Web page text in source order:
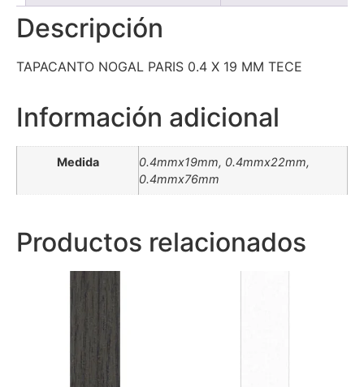
Descripción
TAPACANTO NOGAL PARIS 0.4 X 19 MM TECE
Información adicional
Medida
0.4mmx19mm, 0.4mmx22mm,
0.4mmx76mm
Productos relacionados